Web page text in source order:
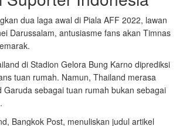
dua laga awal di Piala AFF 2022, lawan
Darussalam, antusiasme fans akan Timnas
di Stadion Gelora Bung Karno diprediksi
tuan rumah. Namun, Thailand merasa
Garuda sebagai tuan rumah bukan sebagai
Bangkok Post, menuliskan judul artikel